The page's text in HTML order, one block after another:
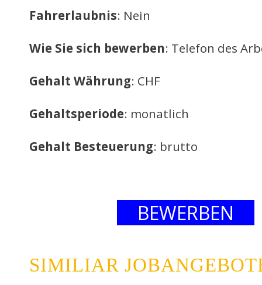
Fahrerlaubnis: Nein
Wie Sie sich bewerben: Telefon des
Gehalt Währung: CHF
Gehaltsperiode: monatlich
Gehalt Besteuerung: brutto
BEWERBEN
SIMILIAR